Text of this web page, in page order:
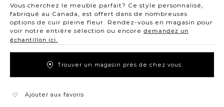
Vous cherchez le meuble parfait? Ce style personnalisé,
fabriqué au Canada, est offert dans de nombreuses
options de cuir pleine fleur. Rendez-vous en magasin pour
voir notre entière sélection ou encore demandez un
échantillon ici.
Trouver un magasin près de chez vous
Ajouter aux favoris